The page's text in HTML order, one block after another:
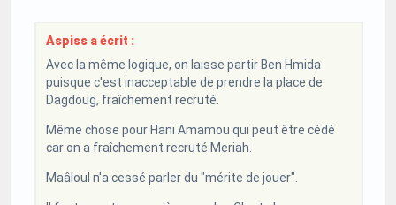
Aspiss a écrit :
Avec la même logique, on laisse partir Ben Hmida
puisque c'est inacceptable de prendre la place de
Dagdoug, fraîchement recruté.
Même chose pour Hani Amamou qui peut être cédé
car on a fraîchement recruté Meriah.
Maâloul n'a cessé parler du "mérite de jouer".